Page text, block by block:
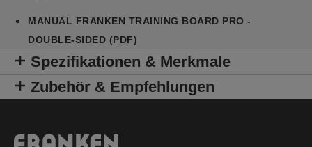
MANUAL FRANKEN TRAINING BOARD PRO -
DOUBLE-SIDED (PDF)
Spezifikationen & Merkmale
Zubehör & Empfehlungen